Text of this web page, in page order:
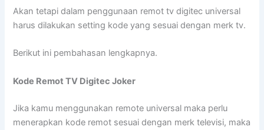
Akan tetapi dalam penggunaan remot tv digitec universal
harus dilakukan setting kode yang sesuai dengan merk tv.
Berikut ini pembahasan lengkapnya.
Kode Remot TV Digitec Joker
Jika kamu menggunakan remote universal maka perlu
menerapkan kode remot sesuai dengan merk televisi, maka